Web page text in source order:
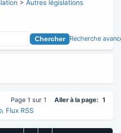
> Autres législations
Recherche
Page 1 sur 1 Aller à la page: 1
Flux RSS